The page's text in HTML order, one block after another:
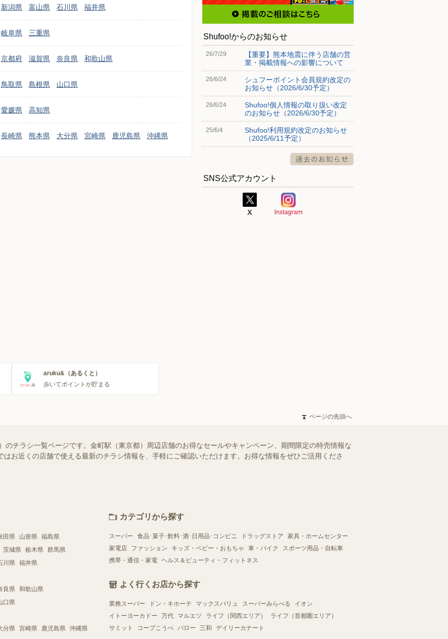
新潟県 富山県 石川県 福井県
岐阜県 三重県
京都府 滋賀県 奈良県 和歌山県
鳥取県 島根県 山口県
愛媛県 高知県
長崎県 熊本県 大分県 宮崎県 鹿児島県 沖縄県
Shufoo!からのお知らせ
26/7/29
【重要】熊本地震に伴う店舗の営
業・掲載情報への影響について
26/6/24
シュフーポイント会員規約改定の
お知らせ（2026/6/30予定）
26/6/24
Shufoo!個人情報の取り扱い改定
のお知らせ（2026/6/30予定）
25/6/4
Shufoo!利用規約改定のお知らせ
（2025/6/11予定）
SNS公式アカウント
aruku&（あるくと）
歩いてポイントが貯まる
ページの先頭へ
のチラシ一覧ページです。金町駅（東京都）周辺店舗のお得なセールやキャンペーン、期間限定の特売情報な
お近くの店舗で使える最新のチラシ情報を、手軽にご確認いただけます。お得な情報をぜひご活用くださ
田県 山形県 福島県
茨城県 栃木県 群馬県
川県 福井県
良県 和歌山県
口県
分県 宮崎県 鹿児島県 沖縄県
カテゴリから探す
スーパー 食品･菓子･飲料･酒･日用品･コンビニ ドラッグストア
家具・ホームセンター
家電店
ファッション キッズ・ベビー・おもちゃ 車・バイク
スポーツ用品・自転車
携帯・通信・家電 ヘルス＆ビューティ・フィットネス
よく行くお店から探す
業務スーパー ドン・キホーテ マックスバリュ スーパーみらべる
イオン
イトーヨーカドー
万代 マルエツ ライフ（関西エリア）
ライフ（首都圏エリア）
サミット
コープこうべ バロー 三和 デイリーカナート